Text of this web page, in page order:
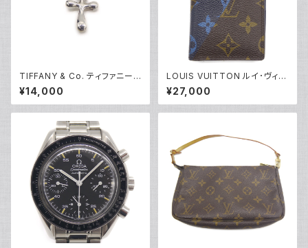
TIFFANY & Co. ティファニー
エルサペレッティ スモールクロ
ス ペンダント ネックレス シルバ
ー925 アズキチェーン Y0523
¥14,000
LOUIS VUITTON ルイ･ヴィト
ン オーガナイザードゥポッシュ
モノグラム カードケース M6117
1 Y04465
¥27,000